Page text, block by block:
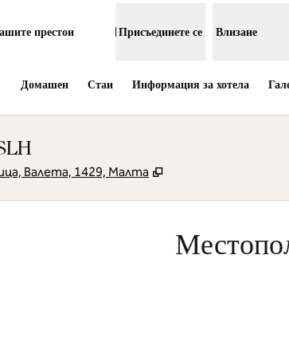
престои Присъединете се Влизане
Домашен Стаи Информация за хотела
Валета, 1429, Малта ,